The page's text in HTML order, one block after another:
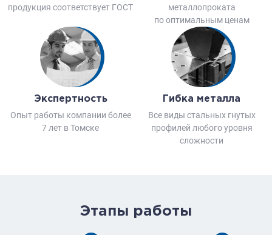
продукция соответствует ГОСТ
металлопроката
по оптимальным ценам
Экспертность
Опыт работы компании более
7 лет в Томске
Гибка металла
Все виды стальных гнутых
профилей любого уровня
сложности
Этапы работы